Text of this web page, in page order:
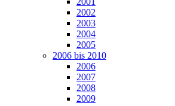
2002
2003
2004
2005
2006 bis 2010
2006
2007
2008
2009